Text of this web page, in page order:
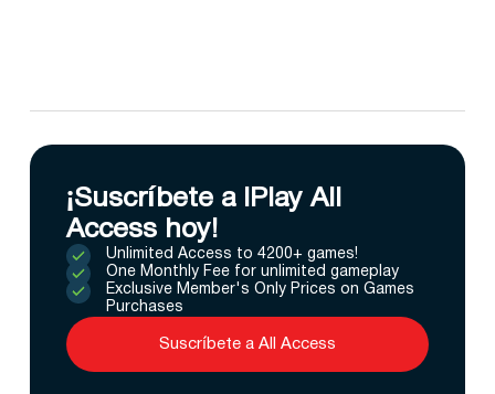
¡Suscríbete a IPlay All
Access hoy!
Unlimited Access to 4200+ games!
One Monthly Fee for unlimited gameplay
Exclusive Member's Only Prices on Games
Purchases
Suscríbete a All Access